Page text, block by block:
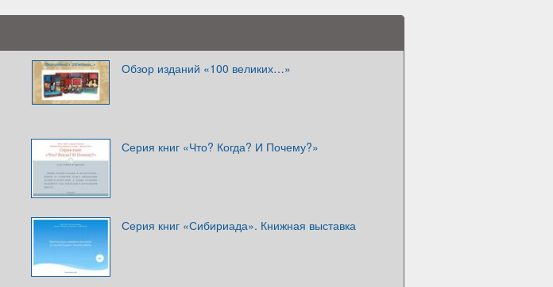
Обзор изданий «100 великих…»
Серия книг «Что? Когда? И Почему?»
Серия книг «Сибириада». Книжная выставка